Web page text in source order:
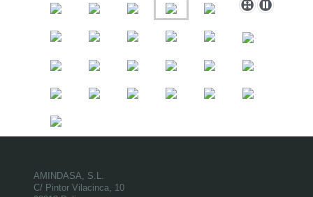
AMINDASA, S.L.
C/ Pintor Vilacinca, 10